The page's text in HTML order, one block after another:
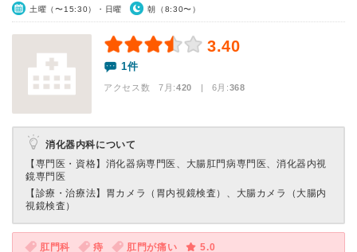
土曜（〜15:30）・日曜 朝（8:30〜）
3.40
1件
アクセス数 7月:420 | 6月:368
消化器内科について
【専門医・資格】 消化器病専門医、大腸肛門病専門医、消化器内視
鏡専門医
【診療・治療法】 胃カメラ（胃内視鏡検査）、大腸カメラ（大腸内
視鏡検査）
肛門科 痔 肛門が痛い
5.0